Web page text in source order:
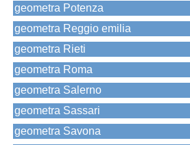
geometra Potenza
geometra Reggio emilia
geometra Rieti
geometra Roma
geometra Salerno
geometra Sassari
geometra Savona